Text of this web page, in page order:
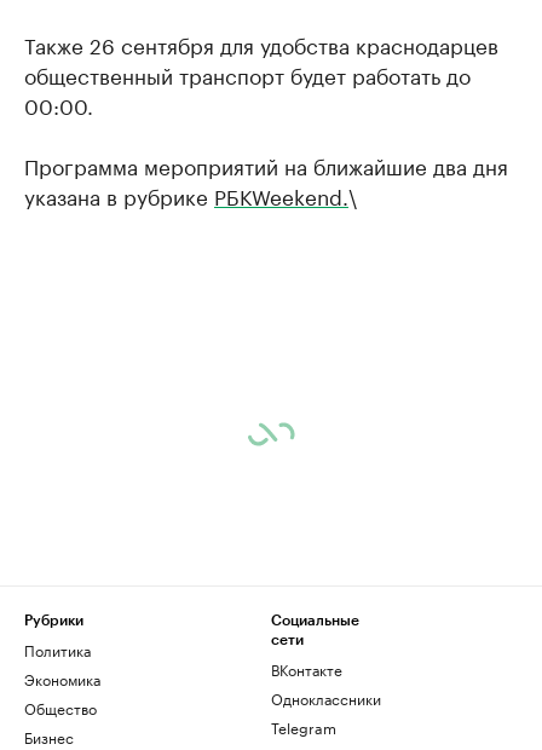
Также 26 сентября для удобства краснодарцев
общественный транспорт будет работать до
00:00.
Программа мероприятий на ближайшие два дня
указана в рубрике РБКWeekend. \
Рубрики
Политика
Экономика
Общество
Бизнес
Социальные
сети
ВКонтакте
Одноклассники
Telegram